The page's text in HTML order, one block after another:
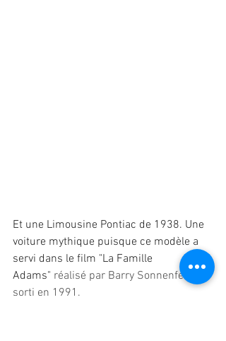
Et une Limousine Pontiac de 1938. Une
voiture mythique puisque ce modèle a
servi dans le film "La Famille
Adams" réalisé par Barry Sonnenfeld et
sorti en 1991.